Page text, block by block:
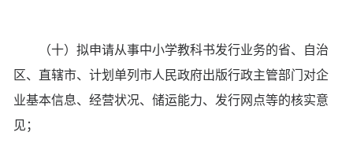
（十）拟申请从事中小学教科书发行业务的省、自治
区、直辖市、计划单列市人民政府出版行政主管部门对企
业基本信息、经营状况、储运能力、发行网点等的核实意
见；